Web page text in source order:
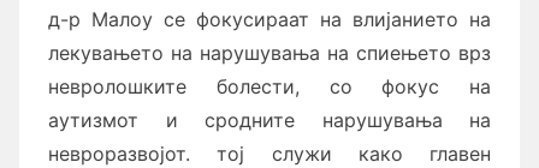
д-р Малоу се фокусираат на влијанието на
лекувањето на нарушувања на спиењето врз
невролошките болести, со фокус на
аутизмот и сродните нарушувања на
невроразвојот. тој служи како главен